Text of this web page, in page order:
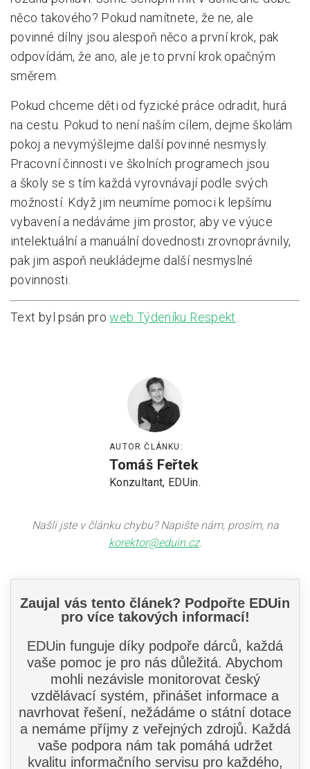
něco takového? Pokud namítnete, že ne, ale
povinné dílny jsou alespoň něco a první krok, pak
odpovídám, že ano, ale je to první krok opačným
směrem.
Pokud chceme děti od fyzické práce odradit, hurá
na cestu. Pokud to není naším cílem, dejme školám
pokoj a nevymýšlejme další povinné nesmysly.
Pracovní činnosti ve školních programech jsou
a školy se s tím každá vyrovnávají podle svých
možností. Když jim neumíme pomoci k lepšímu
vybavení a nedáváme jim prostor, aby ve výuce
intelektuální a manuální dovednosti zrovnoprávnily,
pak jim aspoň neukládejme další nesmyslné
povinnosti.
Text byl psán proweb Týdeníku Respekt
AUTOR ČLÁNKU:
Tomáš Feřtek
Konzultant, EDUin.
Našli jste v článku chybu? Napište nám, prosím, na
korektor@eduin.cz.